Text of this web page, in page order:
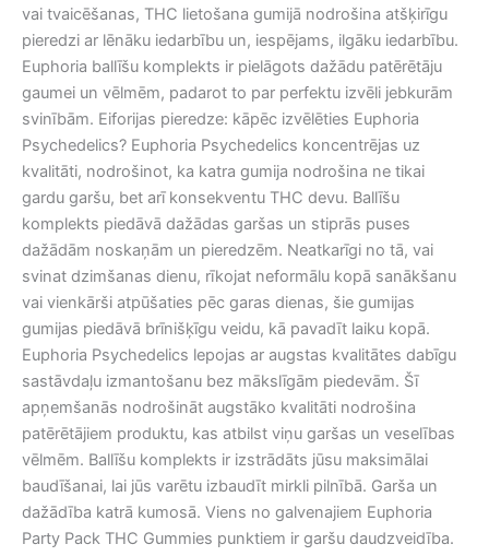
vai tvaicēšanas, THC lietošana gumijā nodrošina atšķirīgu
pieredzi ar lēnāku iedarbību un, iespējams, ilgāku iedarbību.
Euphoria ballīšu komplekts ir pielāgots dažādu patērētāju
gaumei un vēlmēm, padarot to par perfektu izvēli jebkurām
svinībām. Eiforijas pieredze: kāpēc izvēlēties Euphoria
Psychedelics? Euphoria Psychedelics koncentrējas uz
kvalitāti, nodrošinot, ka katra gumija nodrošina ne tikai
gardu garšu, bet arī konsekventu THC devu. Ballīšu
komplekts piedāvā dažādas garšas un stiprās puses
dažādām noskaņām un pieredzēm. Neatkarīgi no tā, vai
svinat dzimšanas dienu, rīkojat neformālu kopā sanākšanu
vai vienkārši atpūšaties pēc garas dienas, šie gumijas
gumijas piedāvā brīnišķīgu veidu, kā pavadīt laiku kopā.
Euphoria Psychedelics lepojas ar augstas kvalitātes dabīgu
sastāvdaļu izmantošanu bez mākslīgām piedevām. Šī
apņemšanās nodrošināt augstāko kvalitāti nodrošina
patērētājiem produktu, kas atbilst viņu garšas un veselības
vēlmēm. Ballīšu komplekts ir izstrādāts jūsu maksimālai
baudīšanai, lai jūs varētu izbaudīt mirkli pilnībā. Garša un
dažādība katrā kumosā. Viens no galvenajiem Euphoria
Party Pack THC Gummies punktiem ir garšu daudzveidība.